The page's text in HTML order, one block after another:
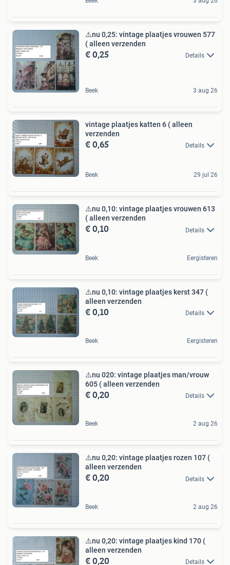
⚠️nu 0,25: vintage plaatjes vrouwen 577
( alleen verzenden
€ 0,25 Details
Beek 3 aug 26
vintage plaatjes katten 6 ( alleen
verzenden
€ 0,65 Details
Beek 29 jul 26
⚠️nu 0,10: vintage plaatjes vrouwen 613
( alleen verzenden
€ 0,10 Details
Beek Eergisteren
⚠️nu 0,10: vintage plaatjes kerst 347 (
alleen verzenden
€ 0,10 Details
Beek Eergisteren
⚠️nu 020: vintage plaatjes man/vrouw
605 ( alleen verzenden
€ 0,20 Details
Beek 2 aug 26
⚠️nu 0,20: vintage plaatjes rozen 107 (
alleen verzenden
€ 0,20 Details
Beek 2 aug 26
⚠️nu 0,20: vintage plaatjes kind 170 (
alleen verzenden
€ 0,20 Details